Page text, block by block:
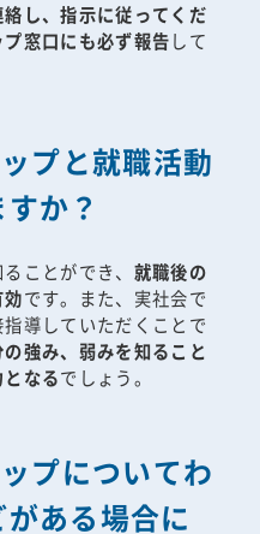
し、指示に従ってくだ
窓口にも必ず報告して
プと就職活動
か？
ことができ、 就職後の
です。また、実社会で
導していただくことで
の強み、弱みを知ること
なるでしょう。
プについてわ
ある場合に